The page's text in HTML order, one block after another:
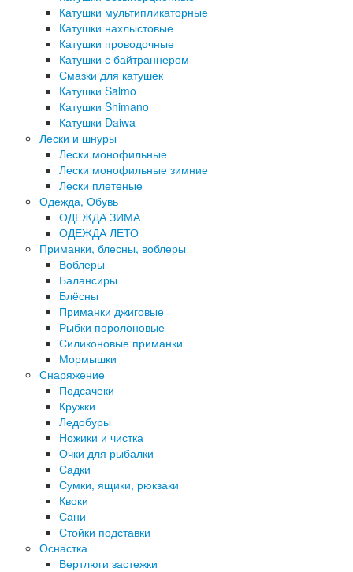
Катушки мультипликаторные
Катушки нахлыстовые
Катушки проводочные
Катушки с байтраннером
Смазки для катушек
Катушки Salmo
Катушки Shimano
Катушки Daiwa
Лески и шнуры
Лески монофильные
Лески монофильные зимние
Лески плетеные
Одежда, Обувь
ОДЕЖДА ЗИМА
ОДЕЖДА ЛЕТО
Приманки, блесны, воблеры
Воблеры
Балансиры
Блёсны
Приманки джиговые
Рыбки поролоновые
Силиконовые приманки
Мормышки
Снаряжение
Подсачеки
Кружки
Ледобуры
Ножики и чистка
Очки для рыбалки
Садки
Сумки, ящики, рюкзаки
Квоки
Сани
Стойки подставки
Оснастка
Вертлюги застежки